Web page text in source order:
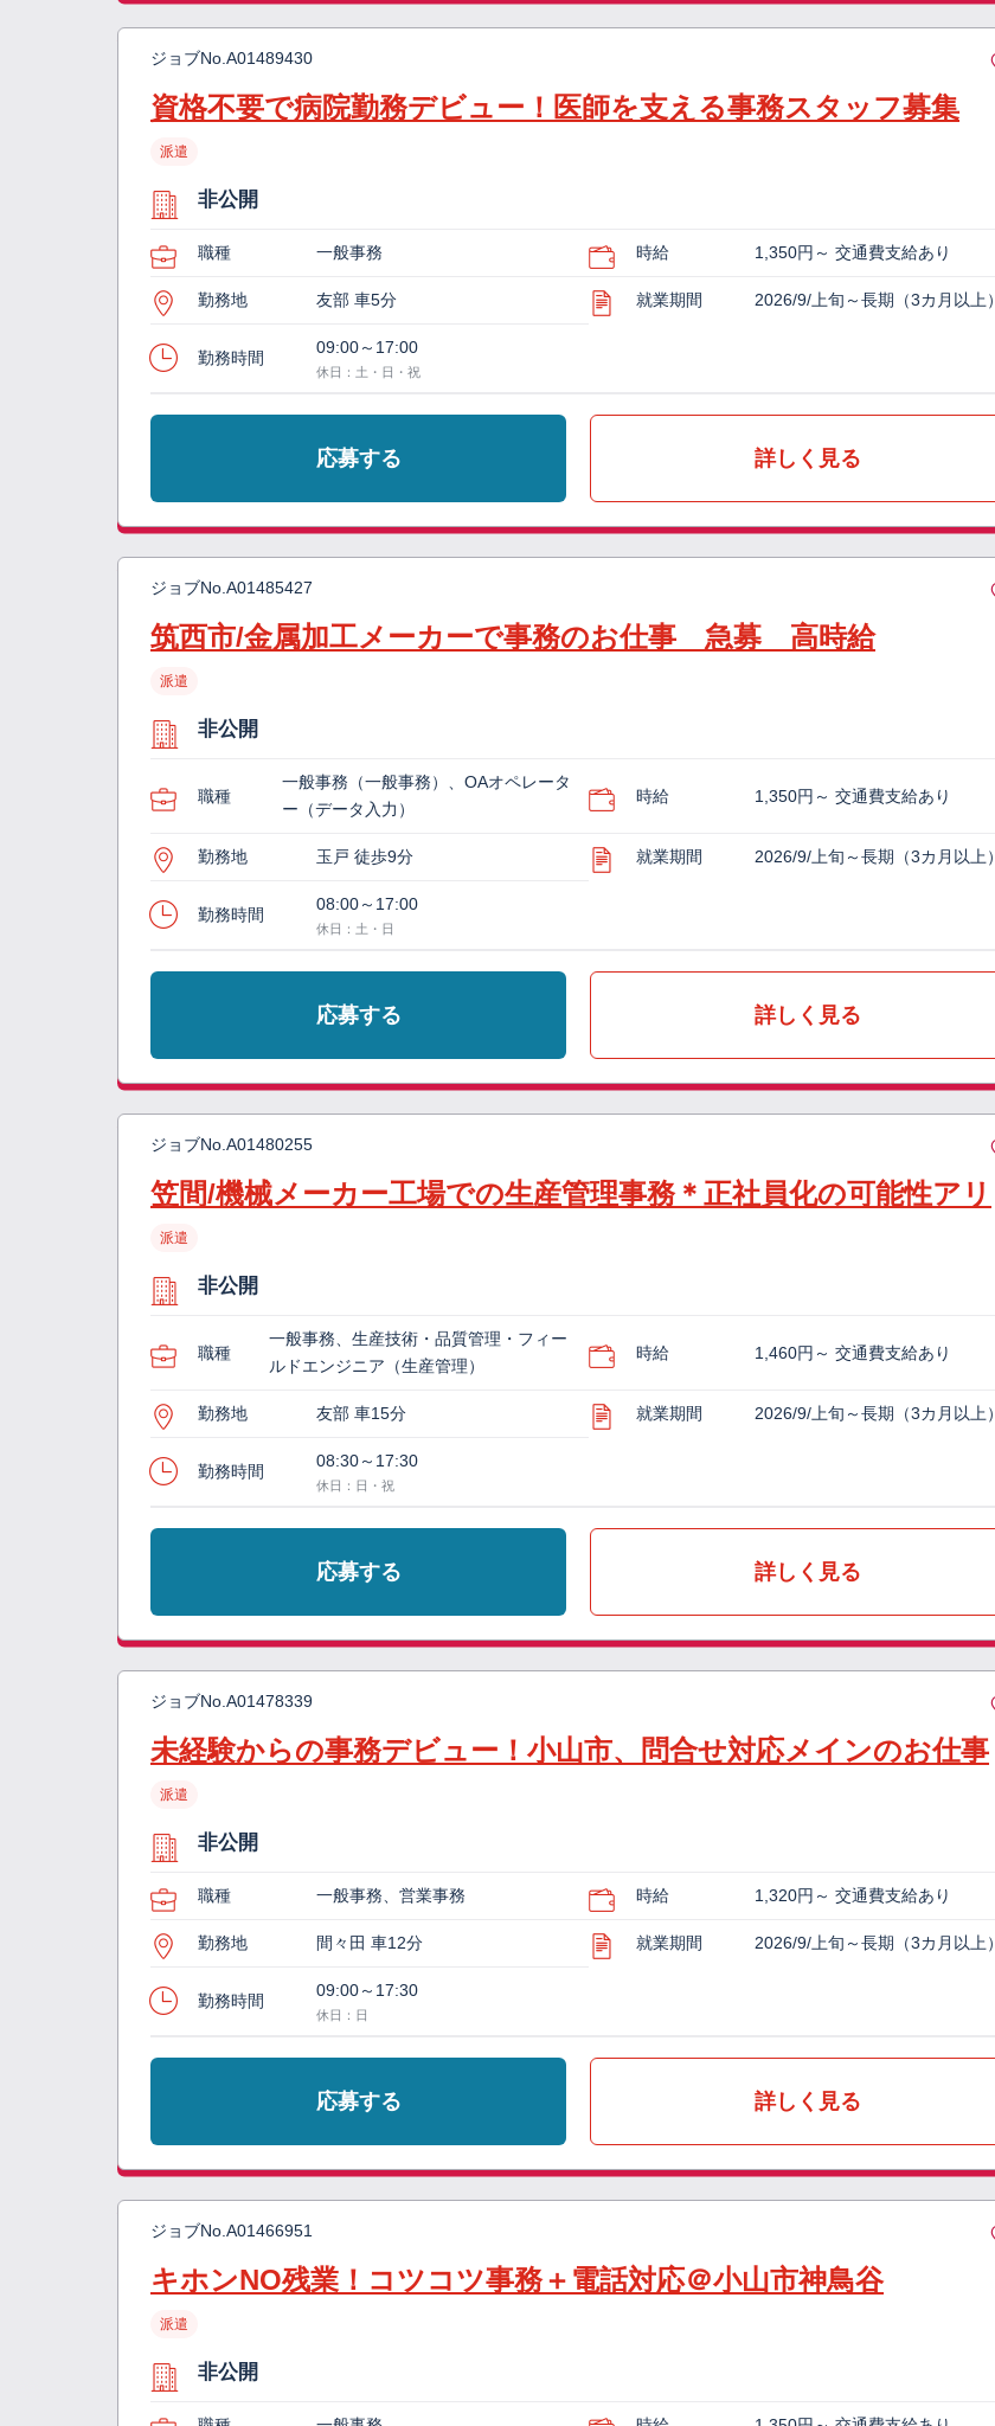
ジョブNo. A01489430
資格不要で病院勤務デビュー！医師を支える事務スタッフ募集
派遣
非公開
職種 一般事務 時給 1,350円～ 交通費支給あり
勤務地 友部 車5分 就業期間 2026/9/上旬～長期（3カ月以上）
勤務時間
09:00～17:00
休日：土・日・祝
応募する 詳しく見る
ジョブNo. A01485427
筑西市/金属加工メーカーで事務のお仕事 急募 高時給
派遣
非公開
職種
一般事務（一般事務）、OAオペレータ
ー（データ入力）
時給 1,350円～ 交通費支給あり
勤務地 玉戸 徒歩9分 就業期間 2026/9/上旬～長期（3カ月以上）
勤務時間
08:00～17:00
休日：土・日
応募する 詳しく見る
ジョブNo. A01480255
笠間/機械メーカー工場での生産管理事務＊正社員化の可能性アリ
派遣
非公開
職種
一般事務、生産技術・品質管理・フィー
ルドエンジニア（生産管理）
時給 1,460円～ 交通費支給あり
勤務地 友部 車15分 就業期間 2026/9/上旬～長期（3カ月以上）
勤務時間
08:30～17:30
休日：日・祝
応募する 詳しく見る
ジョブNo. A01478339
未経験からの事務デビュー！小山市、問合せ対応メインのお仕事
派遣
非公開
職種 一般事務、営業事務 時給 1,320円～ 交通費支給あり
勤務地 間々田 車12分 就業期間 2026/9/上旬～長期（3カ月以上）
勤務時間
09:00～17:30
休日：日
応募する 詳しく見る
ジョブNo. A01466951
キホンNO残業！コツコツ事務＋電話対応＠小山市神鳥谷
派遣
非公開